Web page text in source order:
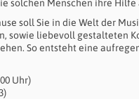
solchen Menschen ihre
soll Sie in die Welt der
sowie liebevoll gestalteten
So entsteht eine
Uhr)